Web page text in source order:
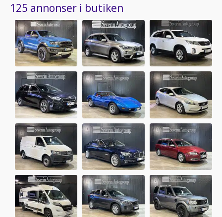
125 annonser i butiken